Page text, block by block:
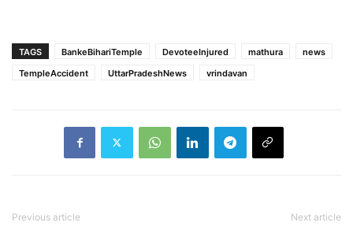
TAGS BankeBihariTemple DevoteeInjured mathura
news
TempleAccident
UttarPradeshNews vrindavan
Previous article Next article